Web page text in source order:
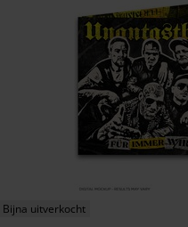
Bijna uitverkocht